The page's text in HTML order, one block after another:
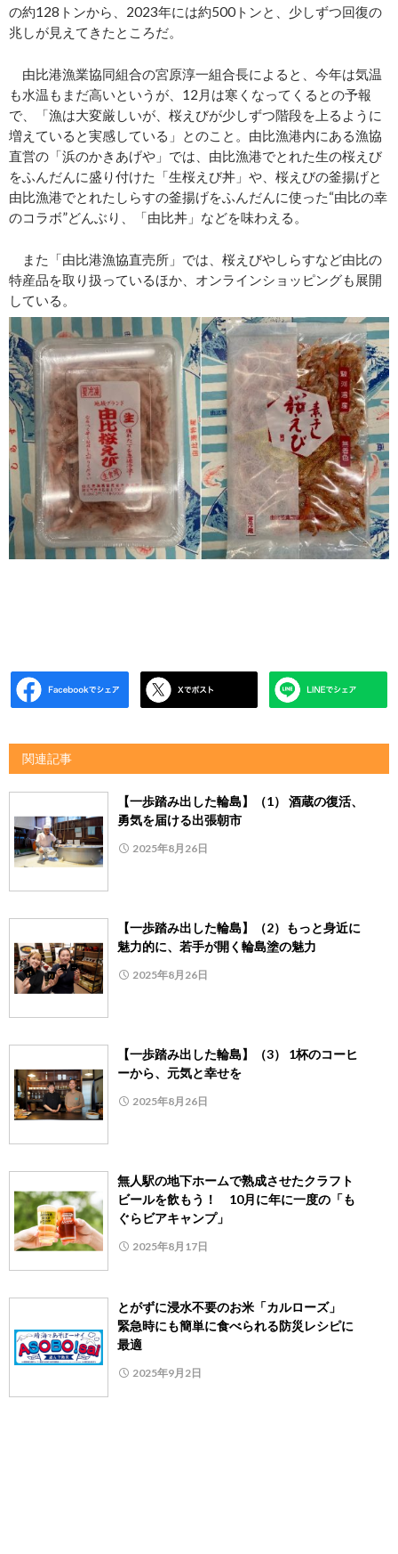
の約128トンから、2023年には約500トンと、少しずつ回復の
兆しが見えてきたところだ。
由比港漁業協同組合の宮原淳一組合長によると、今年は気温
も水温もまだ高いというが、12月は寒くなってくるとの予報
で、「漁は大変厳しいが、桜えびが少しずつ階段を上るように
増えていると実感している」とのこと。由比漁港内にある漁協
直営の「浜のかきあげや」では、由比漁港でとれた生の桜えび
をふんだんに盛り付けた「生桜えび丼」や、桜えびの釜揚げと
由比漁港でとれたしらすの釜揚げをふんだんに使った“由比の幸
のコラボ”どんぶり、「由比丼」などを味わえる。
また「由比港漁協直売所」では、桜えびやしらすなど由比の
特産品を取り扱っているほか、オンラインショッピングも展開
している。
関連記事
【一歩踏み出した輪島】（1） 酒蔵の復活、
勇気を届ける出張朝市
2025年8月26日
【一歩踏み出した輪島】（2）もっと身近に
魅力的に、若手が開く輪島塗の魅力
2025年8月26日
【一歩踏み出した輪島】（3） 1杯のコーヒ
ーから、元気と幸せを
2025年8月26日
無人駅の地下ホームで熟成させたクラフト
ビールを飲もう！ 10月に年に一度の「も
ぐらビアキャンプ」
2025年8月17日
とがずに浸水不要のお米「カルローズ」
緊急時にも簡単に食べられる防災レシピに
最適
2025年9月2日